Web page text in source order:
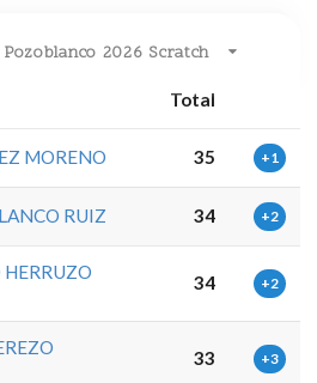
2026 Scratch
Total
MORENO 35 +1
RUIZ 34 +2
34 +2
33 +3